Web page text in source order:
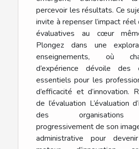
percevoir les résultats. Ce
invite à repenser l’impact
évaluatives au cœur
Plongez dans une
enseignements, où
d’expérience dévoile des
essentiels pour les
d’efficacité et d’innovation.
de l’évaluation L’évaluation
des organisations
progressivement de son
administrative pour